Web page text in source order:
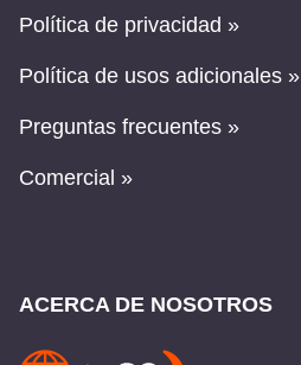
Política de privacidad »
Política de usos adicionales »
Preguntas frecuentes »
Comercial »
ACERCA DE NOSOTROS